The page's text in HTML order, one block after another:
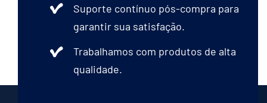
Suporte contínuo pós-compra para
garantir sua satisfação.
Trabalhamos com produtos de alta
qualidade.